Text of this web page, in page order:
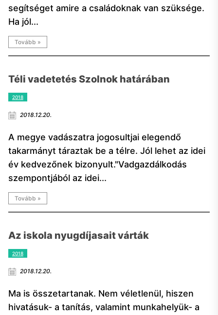
segítséget amire a családoknak van szüksége.
Ha jól...
Tovább »
Téli vadetetés Szolnok határában
2018
2018.12.20.
A megye vadászatra jogosultjai elegendő
takarmányt táraztak be a télre. Jól lehet az idei
év kedvezőnek bizonyult."Vadgazdálkodás
szempontjából az idei...
Tovább »
Az iskola nyugdíjasait várták
2018
2018.12.20.
Ma is összetartanak. Nem véletlenül, hiszen
hivatásuk- a tanítás, valamint munkahelyük- a